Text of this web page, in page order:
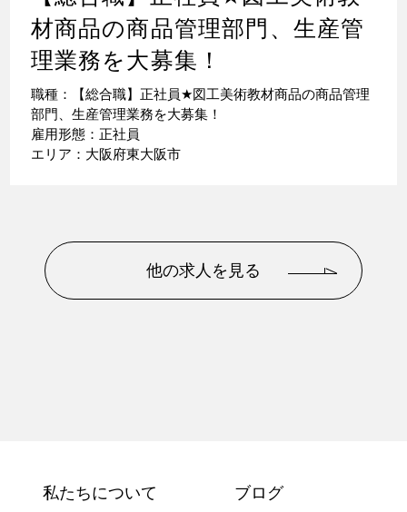
材商品の商品管理部門、生産管
理業務を大募集！
職種：【総合職】正社員★図工美術教材商品の商品管理
部門、生産管理業務を大募集！
雇用形態：正社員
エリア：大阪府東大阪市
他の求人を見る
私たちについて ブログ